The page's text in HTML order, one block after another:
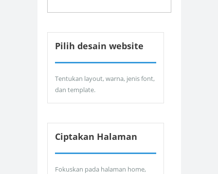
Pilih desain website
Tentukan layout, warna, jenis font,
dan template.
Ciptakan Halaman
Fokuskan pada halaman home,